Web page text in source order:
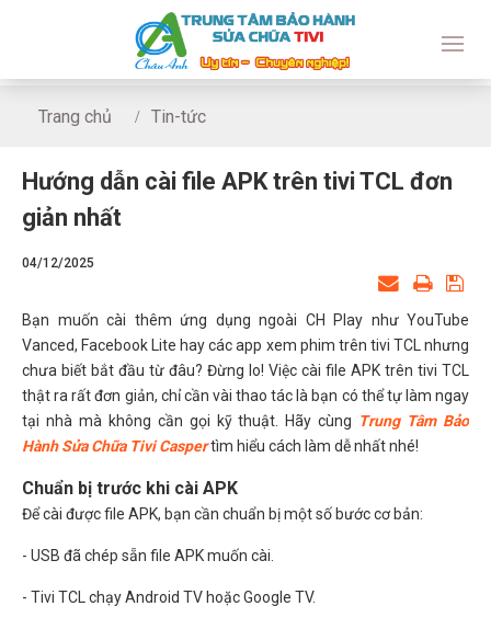
Trang chủ
Tin-tức
Hướng dẫn cài file APK trên tivi TCL đơn
giản nhất
04/12/2025
Bạn muốn cài thêm ứng dụng ngoài CH Play như YouTube
Vanced, Facebook Lite hay các app xem phim trên tivi TCL nhưng
chưa biết bắt đầu từ đâu? Đừng lo! Việc cài file APK trên tivi TCL
thật ra rất đơn giản, chỉ cần vài thao tác là bạn có thể tự làm ngay
tại nhà mà không cần gọi kỹ thuật. Hãy cùng Trung Tâm Bảo
Hành Sửa Chữa Tivi Caspertìm hiểu cách làm dễ nhất nhé!
Chuẩn bị trước khi cài APK
Để cài được file APK, bạn cần chuẩn bị một số bước cơ bản:
- USB đã chép sẵn file APK muốn cài.
- Tivi TCL chạy Android TV hoặc Google TV.